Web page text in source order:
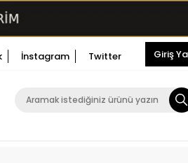
İnstagram Twitter Giriş